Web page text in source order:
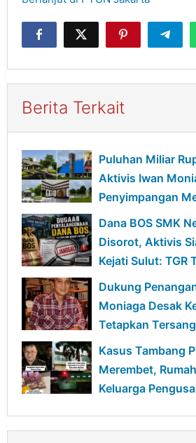
Berita Terkait
Puluhan Miliar
Aktivis Iwan
Penyimpangan
Gedung
UNIMA ke
Dana BOS SMK
Disorot, Aktivis
Kejati Sulut: TGR
Pidana
Dukung
Moniaga Desak
Tetapkan
BSG
Kasus Tambang
Merembet,
Keluarga